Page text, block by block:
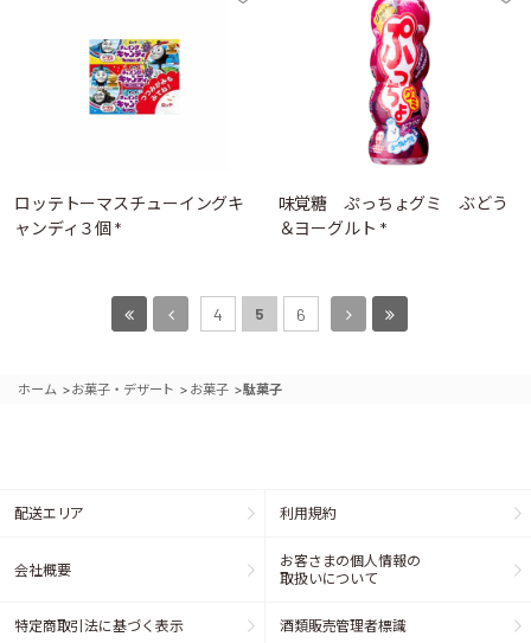
ロッテトーマスチューイングキ
ャンディ３個 *
味覚糖 ぷっちょグミ ぶどう
＆ヨーグルト *
4 5 6
ホーム >お菓子・デザート > お菓子 >駄菓子
配送エリア 利用規約
会社概要
お客さまの個人情報の
取扱いについて
特定商取引法に基づく表示 酒類販売管理者標識